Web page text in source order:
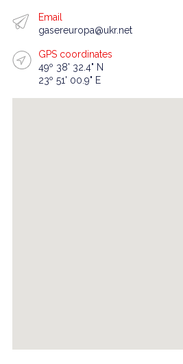
Email
gasereuropa@ukr.net
GPS coordinates
49º 38' 32.4" N
23º 51' 00.9" E